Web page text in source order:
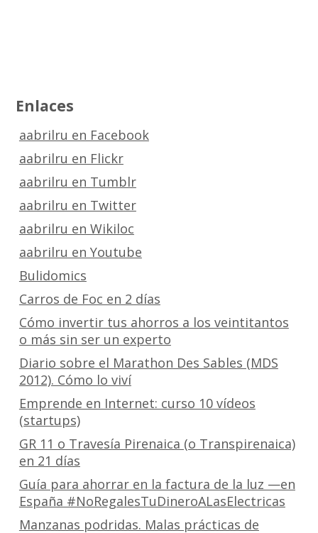
Enlaces
aabrilru en Facebook
aabrilru en Flickr
aabrilru en Tumblr
aabrilru en Twitter
aabrilru en Wikiloc
aabrilru en Youtube
Bulidomics
Carros de Foc en 2 días
Cómo invertir tus ahorros a los veintitantos
o más sin ser un experto
Diario sobre el Marathon Des Sables (MDS
2012). Cómo lo viví
Emprende en Internet: curso 10 vídeos
(startups)
GR 11 o Travesía Pirenaica (o Transpirenaica)
en 21 días
Guía para ahorrar en la factura de la luz —en
España #NoRegalesTuDineroALasElectricas
Manzanas podridas. Malas prácticas de